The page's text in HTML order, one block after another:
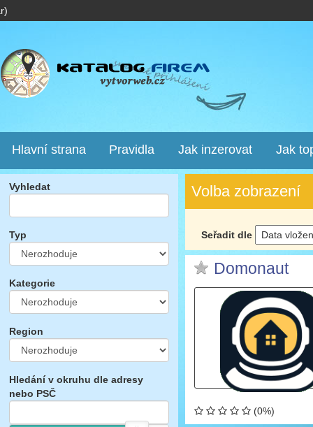
Hlavní strana Pravidla Jak inzerovat Jak
Vyhledat
Typ
Kategorie
Region
Hledání v okruhu dle adresy
nebo PSČ
Volba zobrazení
Seřadit dle
Domonaut
(0%)